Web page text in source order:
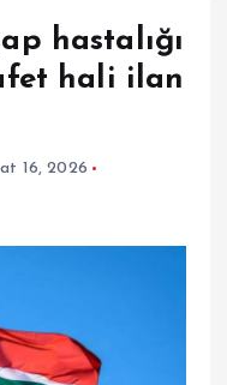
hastalığı
hali ilan
16, 2026